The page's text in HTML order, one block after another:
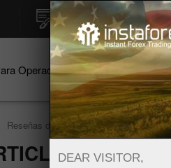
Apertura instantánea de
Operadores Para Principiantes
Reseñas de análisis Analysts
DEAR VISITOR,